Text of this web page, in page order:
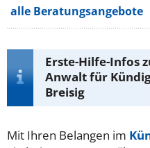
alle Beratungsangebote
Erste-Hilfe-Infos
Anwalt für
Breisig
Mit Ihren Belangen im